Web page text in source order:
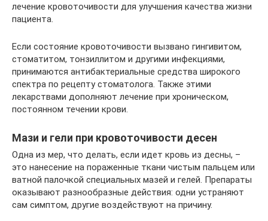
лечение кровоточивости для улучшения качества жизни
пациента.
Если состояние кровоточивости вызвано гингивитом,
стоматитом, тонзиллитом и другими инфекциями,
принимаются антибактериальные средства широкого
спектра по рецепту стоматолога. Также этими
лекарствами дополняют лечение при хроническом,
постоянном течении крови.
Мази и гели при кровоточивости десен
Одна из мер, что делать, если идет кровь из десны, –
это нанесение на пораженные ткани чистым пальцем или
ватной палочкой специальных мазей и гелей. Препараты
оказывают разнообразные действия: одни устраняют
сам симптом, другие воздействуют на причину.